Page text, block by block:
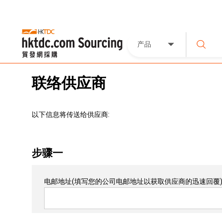
产品
联络供应商
以下信息将传送给供应商:
步骤一
电邮地址(填写您的公司电邮地址以获取供应商的迅速回覆)